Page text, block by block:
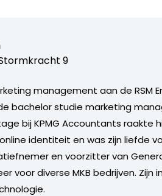
9
management aan de RSM
bachelor studie marketing
bij KPMG Accountants raakte
identiteit en was zijn liefde
en voorzitter van
voor diverse MKB bedrijven. Zijn